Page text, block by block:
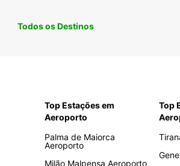
Todos os Destinos
Top Estações em
Aeroporto
Palma de Maiorca
Aeroporto
Milão Malpensa Aeroporto
Top